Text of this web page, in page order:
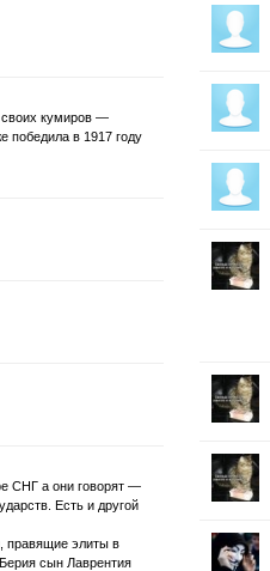
своих кумиров —
победила в 1917 году
СНГ а они говорят —
Есть и другой
правящие элиты в
сын Лаврентия